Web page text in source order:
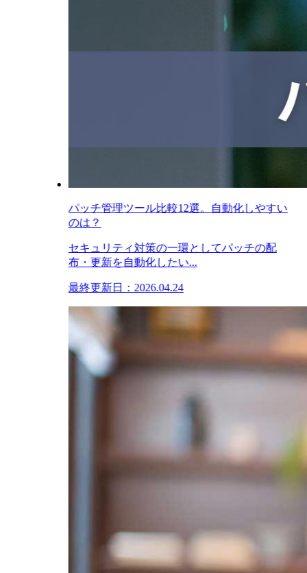
パッチ管理ツール比較12選。自動化しやすい
のは？
セキュリティ対策の一環としてパッチの配
布・更新を自動化したい...
最終更新日：2026.04.24